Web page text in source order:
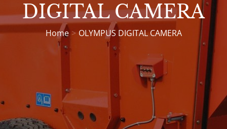
DIGITAL CAMERA
Home OLYMPUS DIGITAL CAMERA